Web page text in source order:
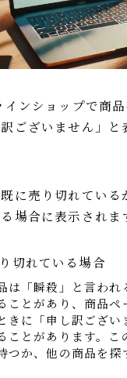
ンショップで商
ございません」と
に売り切れている
場合に表示されま
切れている場合
は「瞬殺」と言われ
ことがあり、商品ペ
きに「申し訳ござい
ことがあります。こ
つか、他の商品を探